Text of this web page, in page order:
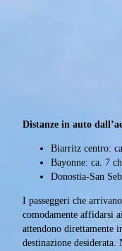
Distanze in auto
Biarritz centro:
Bayonne: ca. 7
Donostia-San
I passeggeri che
comodamente affidarsi
attendono direttamente
destinazione